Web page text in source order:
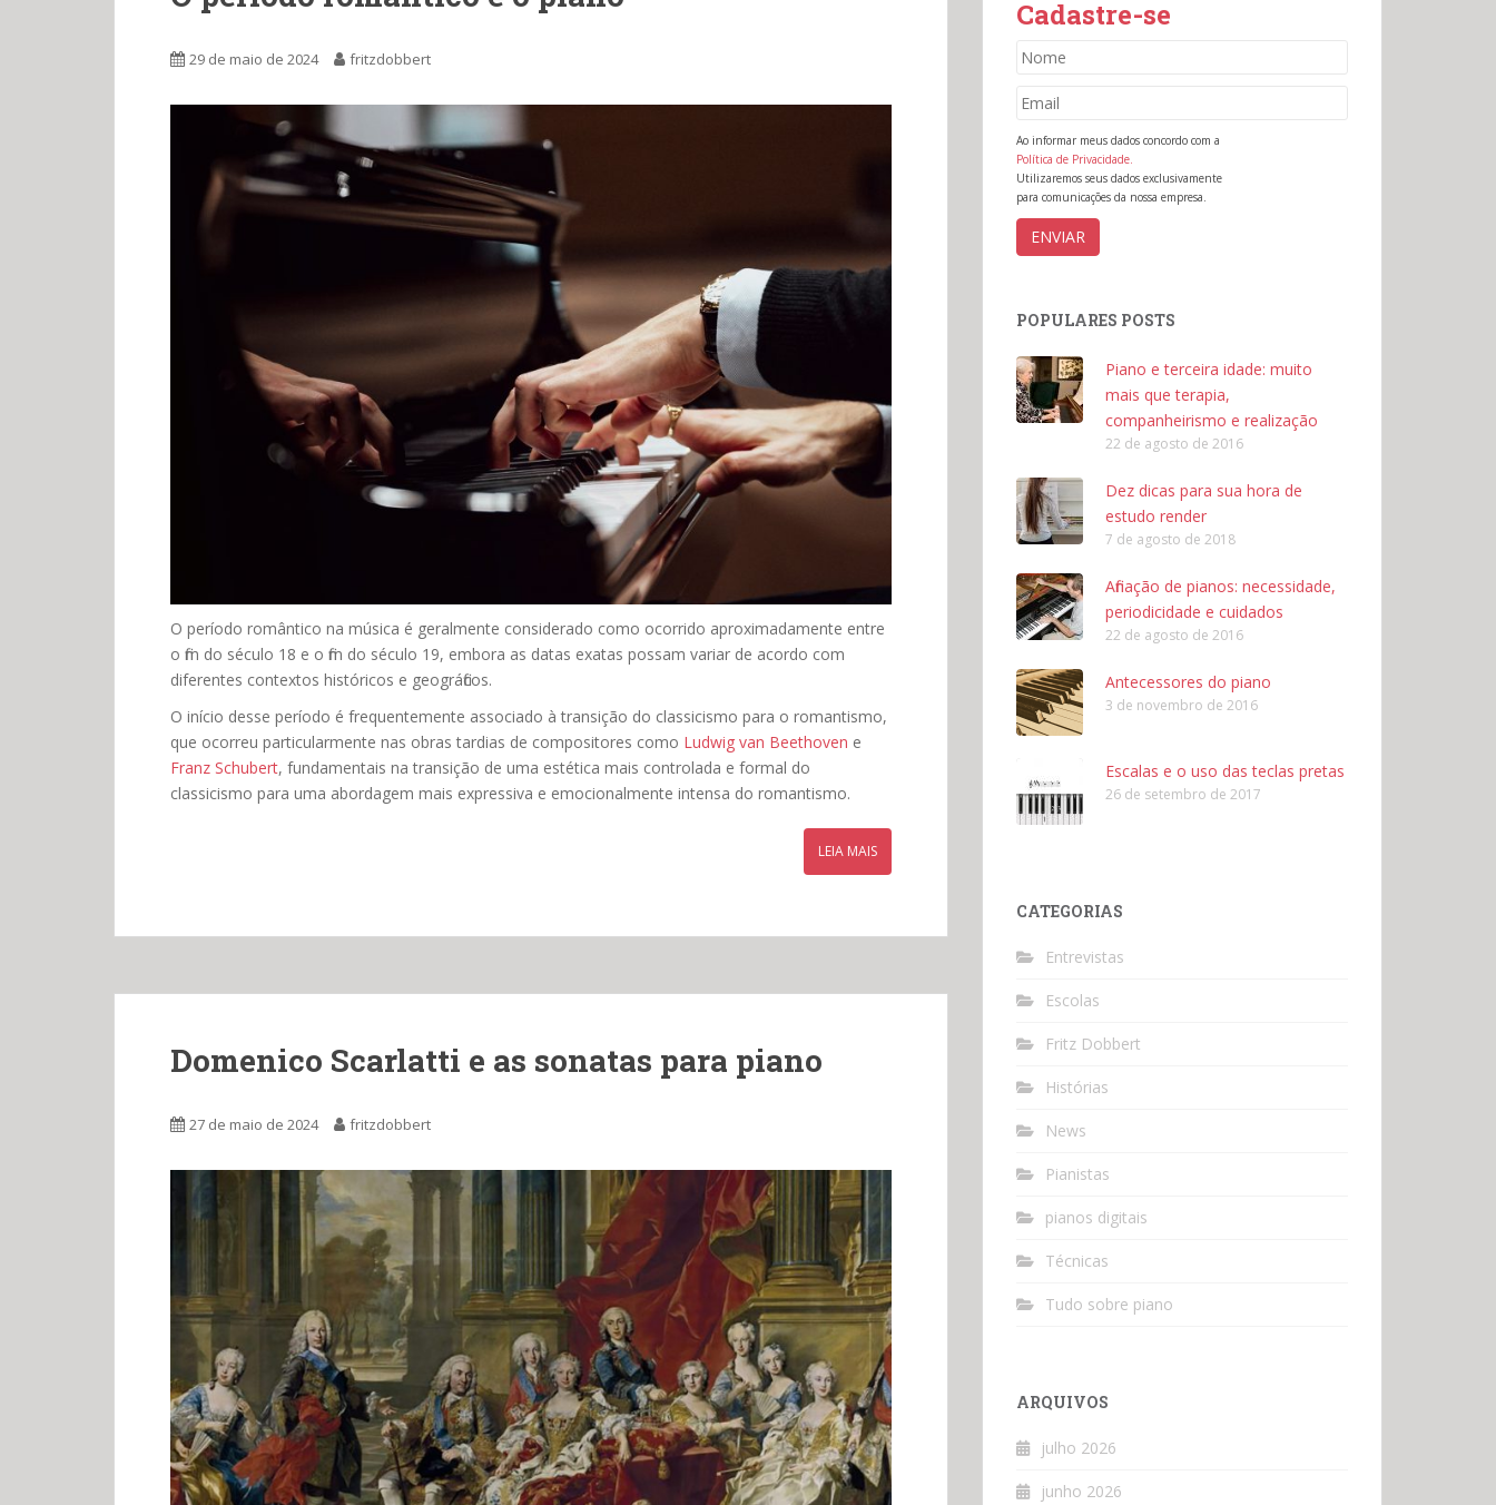
29 de maio de 2024 fritzdobbert
O período romântico na música é geralmente considerado como ocorrido aproximadamente entre
o fim do século 18 e o fim do século 19, embora as datas exatas possam variar de acordo com
diferentes contextos históricos e geográficos.
O início desse período é frequentemente associado à transição do classicismo para o romantismo,
que ocorreu particularmente nas obras tardias de compositores como Ludwig van Beethoven e
Franz Schubert, fundamentais na transição de uma estética mais controlada e formal do
classicismo para uma abordagem mais expressiva e emocionalmente intensa do romantismo.
LEIA MAIS
Domenico Scarlatti e as sonatas para piano
27 de maio de 2024 fritzdobbert
Cadastre-se
Ao informar meus dados concordo com a
Política de Privacidade.
Utilizaremos seus dados exclusivamente
para comunicações da nossa empresa.
POPULARES POSTS
Piano e terceira idade: muito
mais que terapia,
companheirismo e realização
22 de agosto de 2016
Dez dicas para sua hora de
estudo render
7 de agosto de 2018
Afinação de pianos: necessidade,
periodicidade e cuidados
22 de agosto de 2016
Antecessores do piano
3 de novembro de 2016
Escalas e o uso das teclas pretas
26 de setembro de 2017
CATEGORIAS
Entrevistas
Escolas
Fritz Dobbert
Histórias
News
Pianistas
pianos digitais
Técnicas
Tudo sobre piano
ARQUIVOS
julho 2026
junho 2026